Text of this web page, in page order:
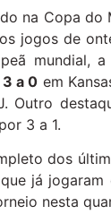
na Copa do
jogos de
mundial, a
a 0 em
Outro
3 a 1.
dos
já
nesta